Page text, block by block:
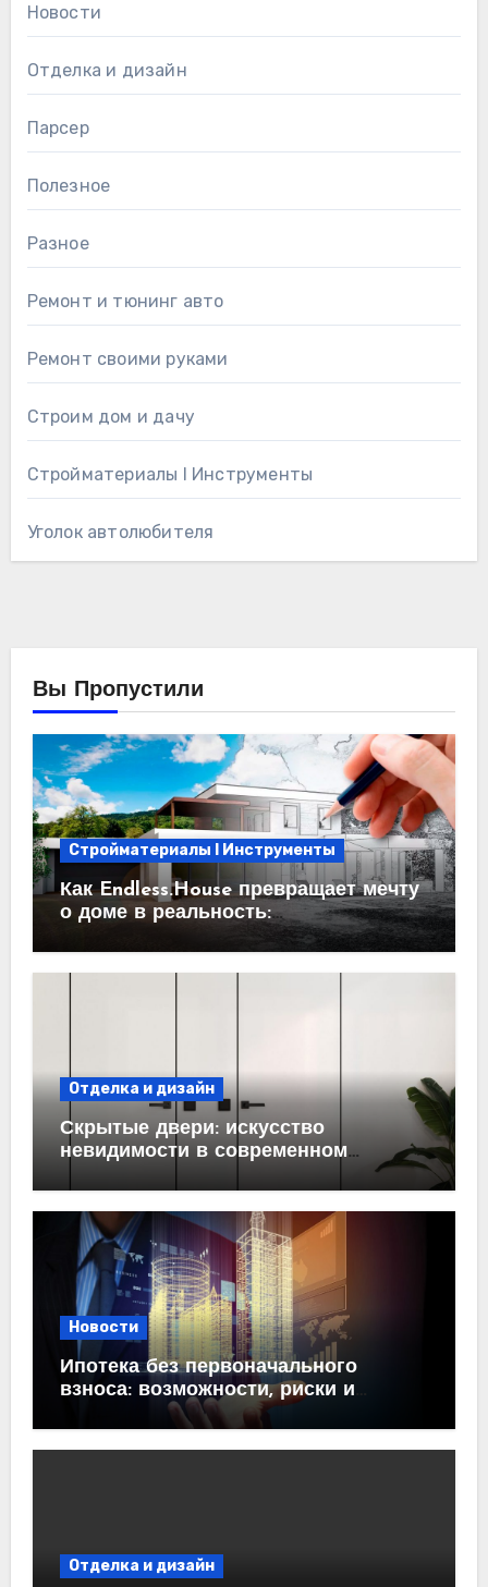
Новости
Отделка и дизайн
Парсер
Полезное
Разное
Ремонт и тюнинг авто
Ремонт своими руками
Строим дом и дачу
Стройматериалы l Инструменты
Уголок автолюбителя
Вы Пропустили
Стройматериалы l Инструменты
Как Endless.House превращает мечту
о доме в реальность:
проектирование под ключ
Отделка и дизайн
Скрытые двери: искусство
невидимости в современном
Новости
Ипотека без первоначального
взноса: возможности, риски и
практические рекомендации<
Отделка и дизайн